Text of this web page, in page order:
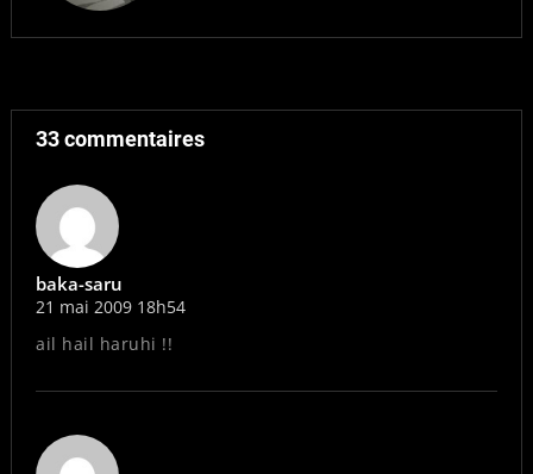
33 commentaires
baka-saru
21 mai 2009 18h54
ail hail haruhi !!